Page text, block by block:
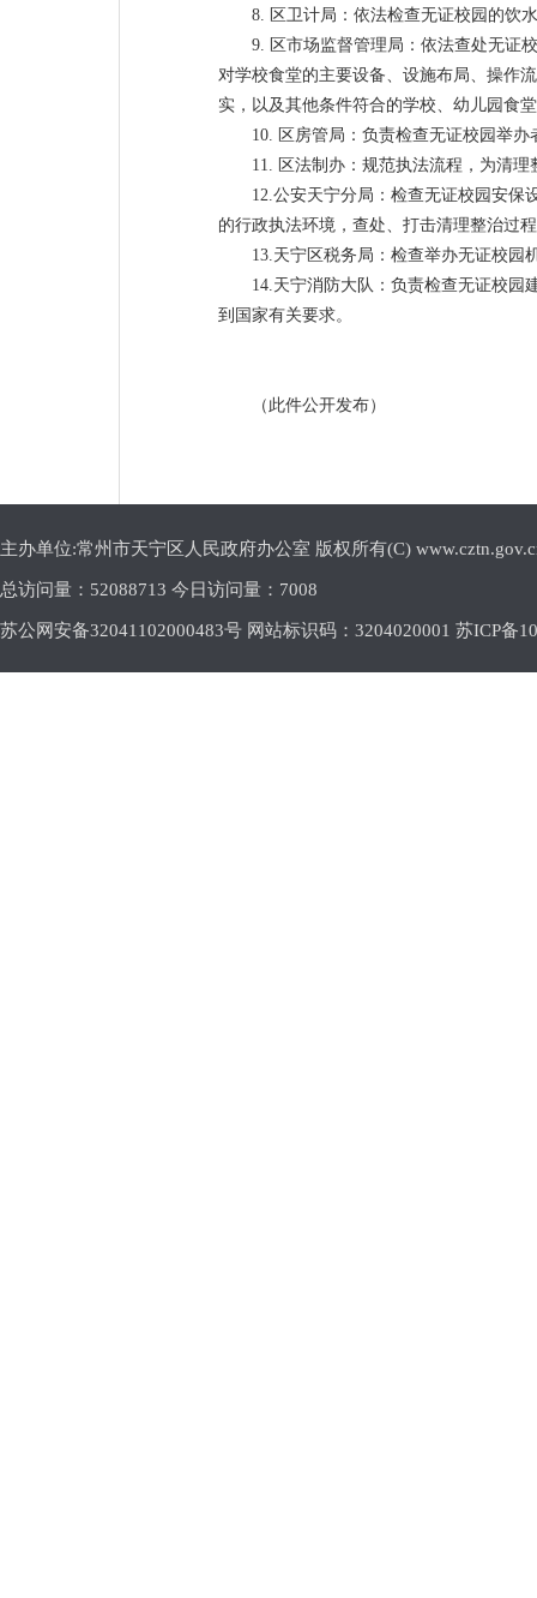
8. 区卫计局：依法检查无证校园的饮
9. 区市场监督管理局：依法查处无证
对学校食堂的主要设备、设施布局、操作
实，以及其他条件符合的学校、幼儿园食
10. 区房管局：负责检查无证校园举
11. 区法制办：规范执法流程，为清
12.公安天宁分局：检查无证校园安保
的行政执法环境，查处、打击清理整治过
13.天宁区税务局：检查举办无证校园
14.天宁消防大队：负责检查无证校园
到国家有关要求。
（此件公开发布）
主办单位:常州市天宁区人民政府办公室 版权所有(C)
总访问量： 52088713 今日访问量： 7008
苏公网安备32041102000483号 网站标识码：3204020001 苏ICP备